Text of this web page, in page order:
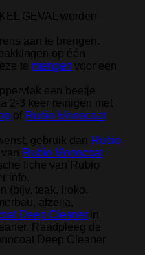
GEVAL worden
aan te brengen.
op één
te mengen voor een
een beetje
2-3 keer reinigen met
of Rubio Monocoat
gebruik dan Rubio
Rubio Monocoat
fiche van Rubio
info.
(bijv. teak, iroko,
afzelia,
Deep Cleanerin
Raadpleeg de
Deep Cleaner